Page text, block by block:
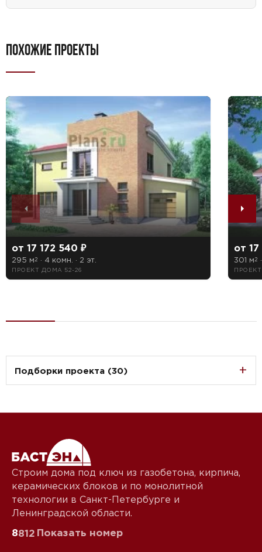
ПОХОЖИЕ ПРОЕКТЫ
от 17 172 540 ₽
295 м2 · 4 комн. · 2 эт.
ПРОЕКТ ДОМА 52-26
от 17
301 м2
Подборки проекта (30)
Строим дома под ключ из газобетона, кирпича,
керамических блоков и по монолитной
технологии в Санкт-Петербурге и
Ленинградской области.
8812 Показать номер